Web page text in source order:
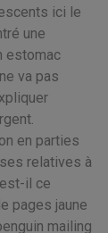
ici le
une
estomac
va pas
en parties
relatives à
il ce
pages jaune
mailing